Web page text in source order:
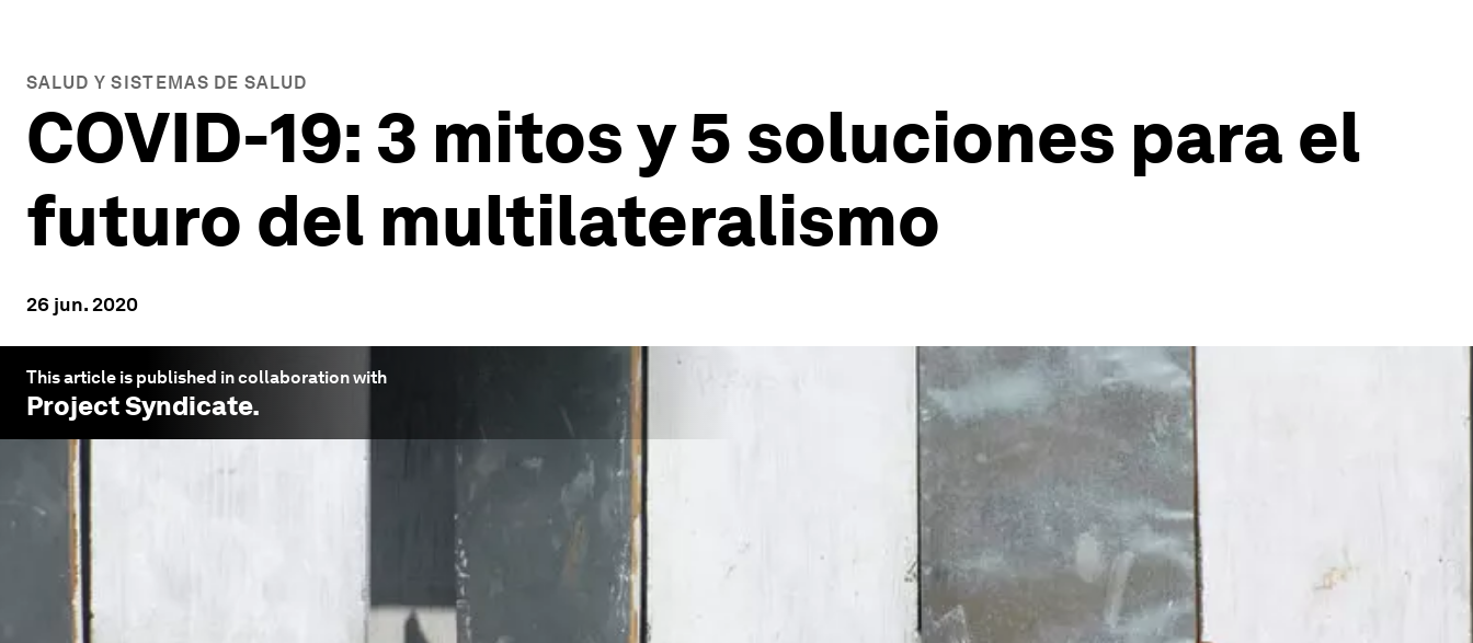
SALUD Y SISTEMAS DE SALUD
COVID-19: 3 mitos y 5 soluciones para el
futuro del multilateralismo
26 jun. 2020
This article is published in collaboration with
Project Syndicate.